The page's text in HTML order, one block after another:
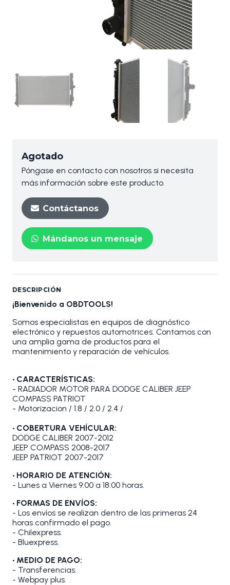
Agotado
Póngase en contacto con nosotros si necesita
más información sobre este producto.
Contáctanos
Mándanos un mensaje
DESCRIPCIÓN
¡Bienvenido a OBDTOOLS!
Somos especialistas en equipos de diagnóstico
electrónico y repuestos automotrices. Contamos con
una amplia gama de productos para el
mantenimiento y reparación de vehículos.
• CARACTERÍSTICAS:
- RADIADOR MOTOR PARA DODGE CALIBER JEEP
COMPASS PATRIOT
- Motorizacion / 1.8 / 2.0 / 2.4 /
• COBERTURA VEHÍCULAR:
DODGE CALIBER 2007-2012
JEEP COMPASS 2008-2017
JEEP PATRIOT 2007-2017
• HORARIO DE ATENCIÓN:
- Lunes a Viernes 9:00 a 18:00 horas.
• FORMAS DE ENVÍOS:
- Los envíos se realizan dentro de las primeras 24
horas confirmado el pago.
- Chilexpress.
- Bluexpress.
• MEDIO DE PAGO:
- Transferencias.
- Webpay plus.